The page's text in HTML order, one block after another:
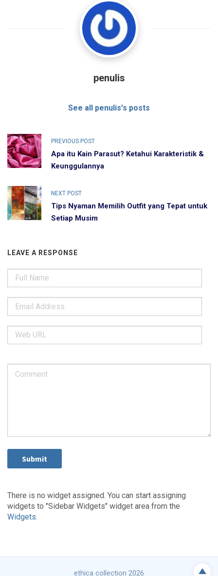
penulis
See all penulis's posts
PREVIOUS POST
Apa itu Kain Parasut? Ketahui Karakteristik &
Keunggulannya
NEXT POST
Tips Nyaman Memilih Outfit yang Tepat untuk
Setiap Musim
LEAVE A RESPONSE
There is no widget assigned. You can start assigning
widgets to "Sidebar Widgets" widget area from the
Widgets.
ethica collection 2026